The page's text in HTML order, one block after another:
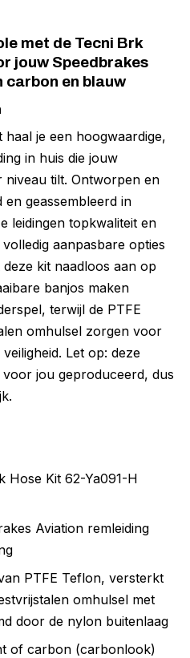
met de Tecni Brk
jouw Speedbrakes
en blauw
je een hoogwaardige,
in huis die jouw
tilt. Ontworpen en
geassembleerd in
leidingen topkwaliteit en
aanpasbare opties
kit naadloos aan op
banjos maken
terwijl de PTFE
omhulsel zorgen voor
Let op: deze
jou geproduceerd, dus
Hose Kit 62-Ya091-H
Aviation remleiding
PTFE Teflon, versterkt
omhulsel met
door de nylon buitenlaag
of carbon (carbonlook)